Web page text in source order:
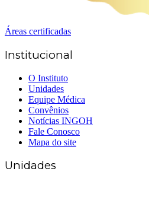
Áreas certificadas
Institucional
O Instituto
Unidades
Equipe Médica
Convênios
Notícias INGOH
Fale Conosco
Mapa do site
Unidades